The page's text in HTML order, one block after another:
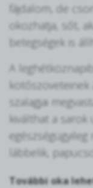
fájdalom, de
okozhatja, sőt,
betegségek is
A
szalagjai
kiválthat a
lábbelik,
További oka